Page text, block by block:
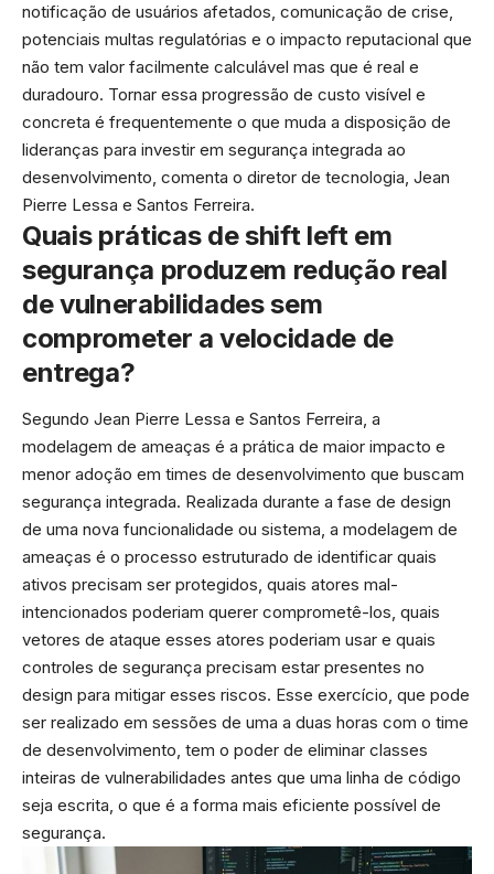
notificação de usuários afetados, comunicação de crise,
potenciais multas regulatórias e o impacto reputacional que
não tem valor facilmente calculável mas que é real e
duradouro. Tornar essa progressão de custo visível e
concreta é frequentemente o que muda a disposição de
lideranças para investir em segurança integrada ao
desenvolvimento, comenta o diretor de tecnologia, Jean
Pierre Lessa e Santos Ferreira.
Quais práticas de shift left em
segurança produzem redução real
de vulnerabilidades sem
comprometer a velocidade de
entrega?
Segundo Jean Pierre Lessa e Santos Ferreira, a
modelagem de ameaças é a prática de maior impacto e
menor adoção em times de desenvolvimento que buscam
segurança integrada. Realizada durante a fase de design
de uma nova funcionalidade ou sistema, a modelagem de
ameaças é o processo estruturado de identificar quais
ativos precisam ser protegidos, quais atores mal-
intencionados poderiam querer comprometê-los, quais
vetores de ataque esses atores poderiam usar e quais
controles de segurança precisam estar presentes no
design para mitigar esses riscos. Esse exercício, que pode
ser realizado em sessões de uma a duas horas com o time
de desenvolvimento, tem o poder de eliminar classes
inteiras de vulnerabilidades antes que uma linha de código
seja escrita, o que é a forma mais eficiente possível de
segurança.